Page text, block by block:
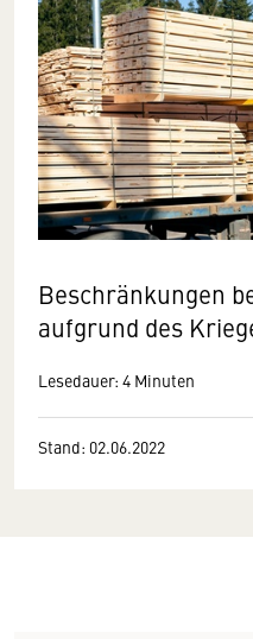
Beschränkungen
aufgrund des
Lesedauer: 4 Minuten
Stand: 02.06.2022